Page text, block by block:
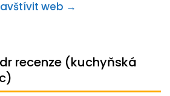
web →
recenze (kuchyňská